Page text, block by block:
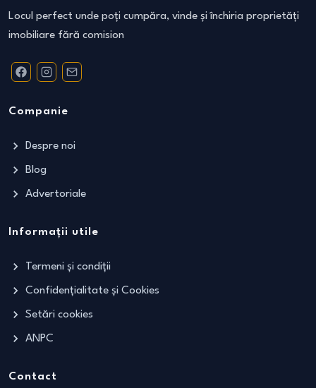
Locul perfect unde poți cumpăra, vinde și închiria proprietăți
imobiliare fără comision
Companie
Despre noi
Blog
Advertoriale
Informații utile
Termeni și condiții
Confidențialitate și Cookies
Setări cookies
ANPC
Contact